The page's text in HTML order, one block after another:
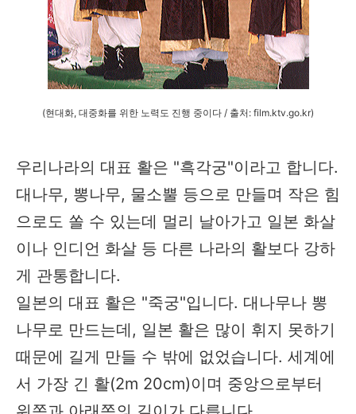
(현대화, 대중화를 위한 노력도 진행 중이다 / 출처: film.ktv.go.kr)
우리나라의 대표 활은 "흑각궁"이라고 합니다.
대나무, 뽕나무, 물소뿔 등으로 만들며 작은 힘
으로도 쏠 수 있는데 멀리 날아가고 일본 화살
이나 인디언 화살 등 다른 나라의 활보다 강하
게 관통합니다.
일본의 대표 활은 "죽궁"입니다. 대나무나 뽕
나무로 만드는데, 일본 활은 많이 휘지 못하기
때문에 길게 만들 수 밖에 없었습니다. 세계에
서 가장 긴 활(2m 20cm)이며 중앙으로부터